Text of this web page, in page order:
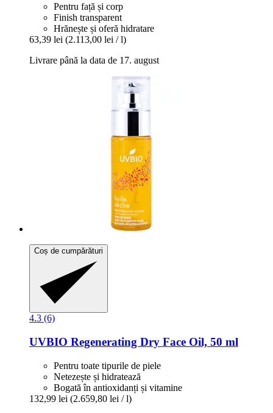
Pentru față și corp
Finish transparent
Hrănește și oferă hidratare
63,39 lei (2.113,00 lei / l)
Livrare până la data de 17. august
Coș de cumpărături
4.3 (6)
UVBIO Regenerating Dry Face Oil, 50 ml
Pentru toate tipurile de piele
Netezește și hidratează
Bogată în antioxidanți și vitamine
132,99 lei (2.659,80 lei / l)